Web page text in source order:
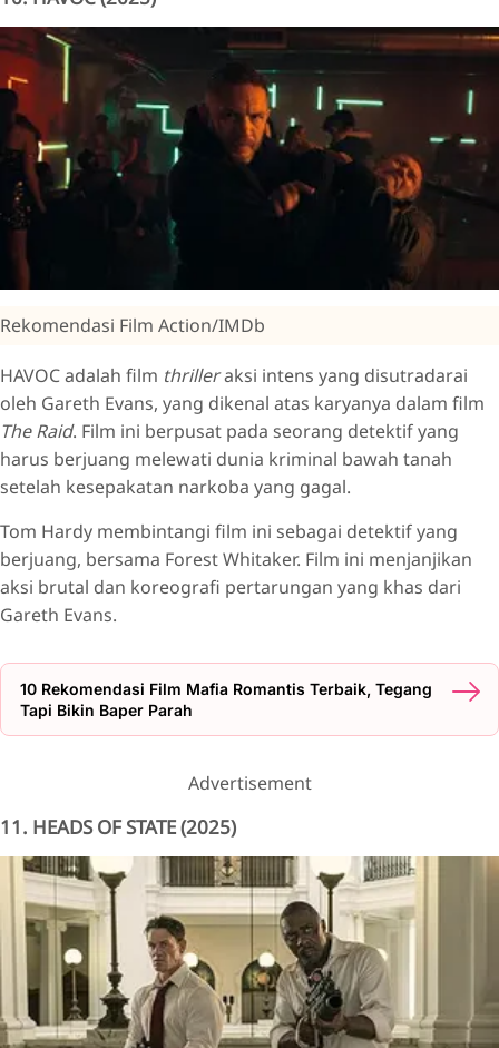
Rekomendasi Film Action/IMDb
HAVOC adalah film thrilleraksi intens yang disutradarai
oleh Gareth Evans, yang dikenal atas karyanya dalam film
The Raid. Film ini berpusat pada seorang detektif yang
harus berjuang melewati dunia kriminal bawah tanah
setelah kesepakatan narkoba yang gagal.
Tom Hardy membintangi film ini sebagai detektif yang
berjuang, bersama Forest Whitaker. Film ini menjanjikan
aksi brutal dan koreografi pertarungan yang khas dari
Gareth Evans.
10 Rekomendasi Film Mafia Romantis Terbaik, Tegang
Tapi Bikin Baper Parah
Advertisement
11. HEADS OF STATE (2025)